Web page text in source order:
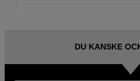
DU KANSKE